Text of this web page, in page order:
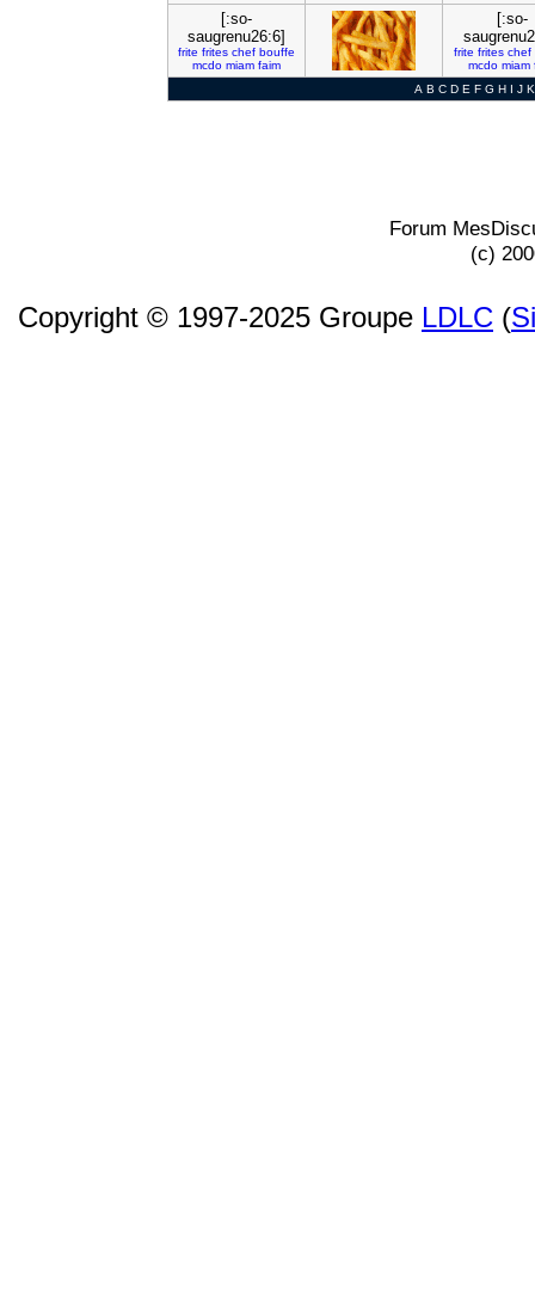
[:so-
saugrenu26:6]
frite frites chef bouffe
mcdo miam faim
[:so-
frite frites chef
mcdo miam
A B C D E F G H I J K
Forum
(c)
Copyright © 1997-2025 Groupe LDLC (